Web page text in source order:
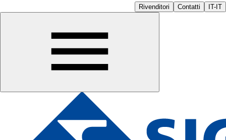
Rivenditori Contatti IT-IT